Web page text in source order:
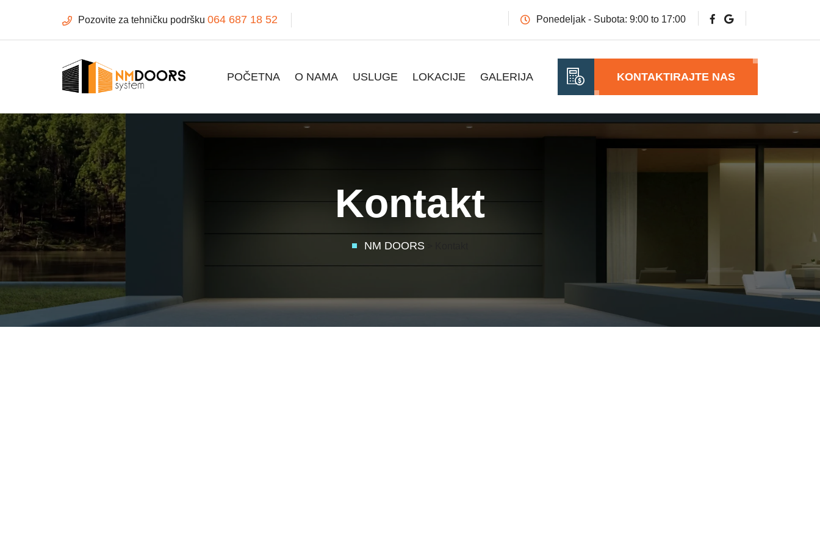
Pozovite za tehničku podršku 064 687 18 52 Ponedeljak - Subota: 9:00 to 17:00
POČETNA O NAMA USLUGE LOKACIJE GALERIJA KONTAKTIRAJTE NAS
Kontakt
NM DOORS